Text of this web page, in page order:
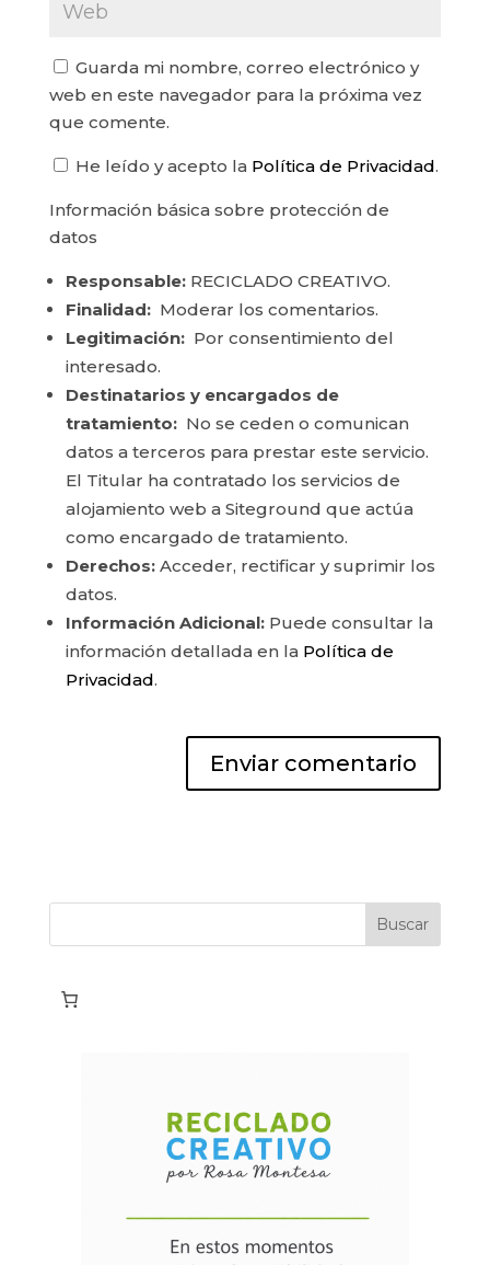
Guarda mi nombre, correo electrónico y
web en este navegador para la próxima vez
que comente.
He leído y acepto la Política de Privacidad.
Información básica sobre protección de
datos
Responsable:RECICLADO CREATIVO.
Finalidad:Moderar los comentarios.
Legitimación:Por consentimiento del
interesado.
Destinatarios y encargados de
tratamiento:No se ceden o comunican
datos a terceros para prestar este servicio.
El Titular ha contratado los servicios de
alojamiento web a Siteground que actúa
como encargado de tratamiento.
Derechos:Acceder, rectificar y suprimir los
datos.
Información Adicional:Puede consultar la
información detallada en la Política de
Privacidad.